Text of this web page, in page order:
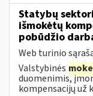
Statybų
išmokėtų
pobūdžio
Web turinio
Valstybinės
duomenimis,
kompensacijų už